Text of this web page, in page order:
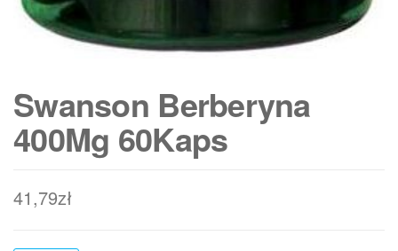
Swanson Berberyna
400Mg 60Kaps
41,79zł